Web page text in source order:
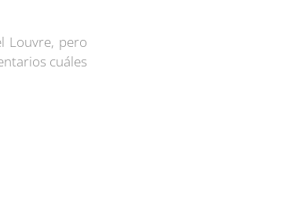
Louvre, pero
cuáles